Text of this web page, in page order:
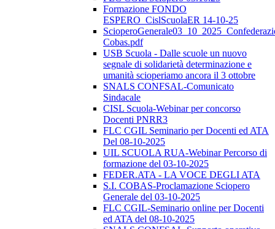
Formazione FONDO
ESPERO_CislScuolaER 14-10-25
Cobas.pdf
USB Scuola - Dalle scuole un nuovo
segnale di solidarietà determinazione e
umanità scioperiamo ancora il 3 ottobre
SNALS CONFSAL-Comunicato
Sindacale
CISL Scuola-Webinar per concorso
Docenti PNRR3
FLC CGIL Seminario per Docenti ed ATA
Del 08-10-2025
UIL SCUOLA RUA-Webinar Percorso di
formazione del 03-10-2025
FEDER.ATA - LA VOCE DEGLI ATA
S.I. COBAS-Proclamazione Sciopero
Generale del 03-10-2025
FLC CGIL-Seminario online per Docenti
ed ATA del 08-10-2025